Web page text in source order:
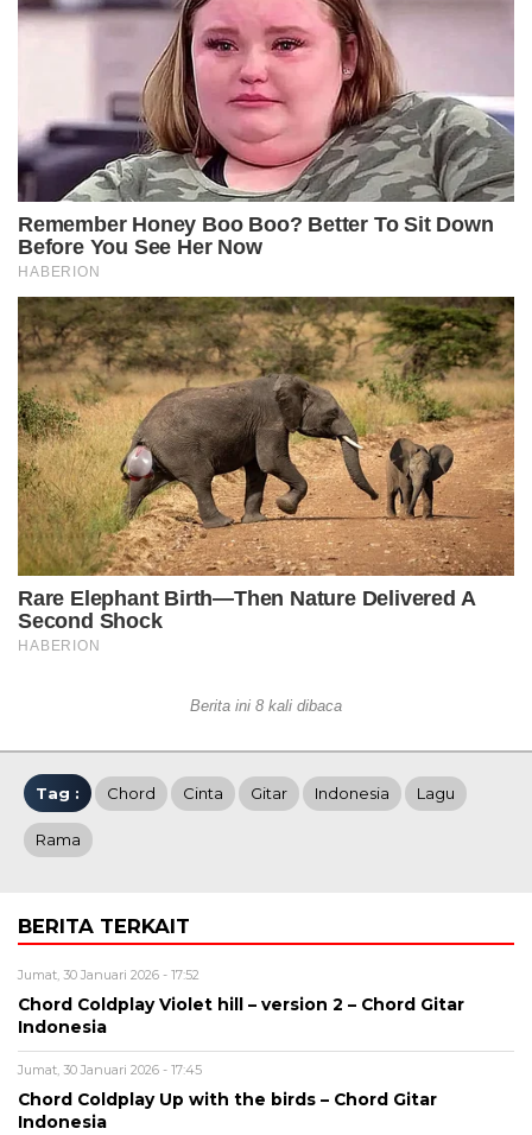
Berita ini 8 kali dibaca
Tag : Chord Cinta Gitar Indonesia Lagu
Rama
BERITA TERKAIT
Jumat, 30 Januari 2026 - 17:52
Chord Coldplay Violet hill – version 2 – Chord Gitar
Indonesia
Jumat, 30 Januari 2026 - 17:45
Chord Coldplay Up with the birds – Chord Gitar
Indonesia